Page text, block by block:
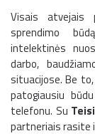
Visais atvejais
sprendimo
intelektinės
darbo,
situacijose. Be
patogiausiu
telefonu. Su
partneriais rasite